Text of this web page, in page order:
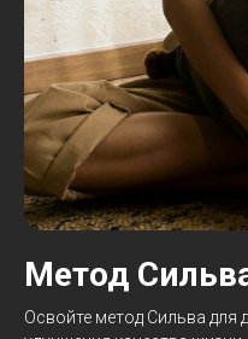
Метод
Освойте метод Сильва для